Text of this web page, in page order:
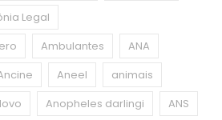
Legal
Ambulantes
ANA
Aneel
animais
Anopheles darlingi
ANS